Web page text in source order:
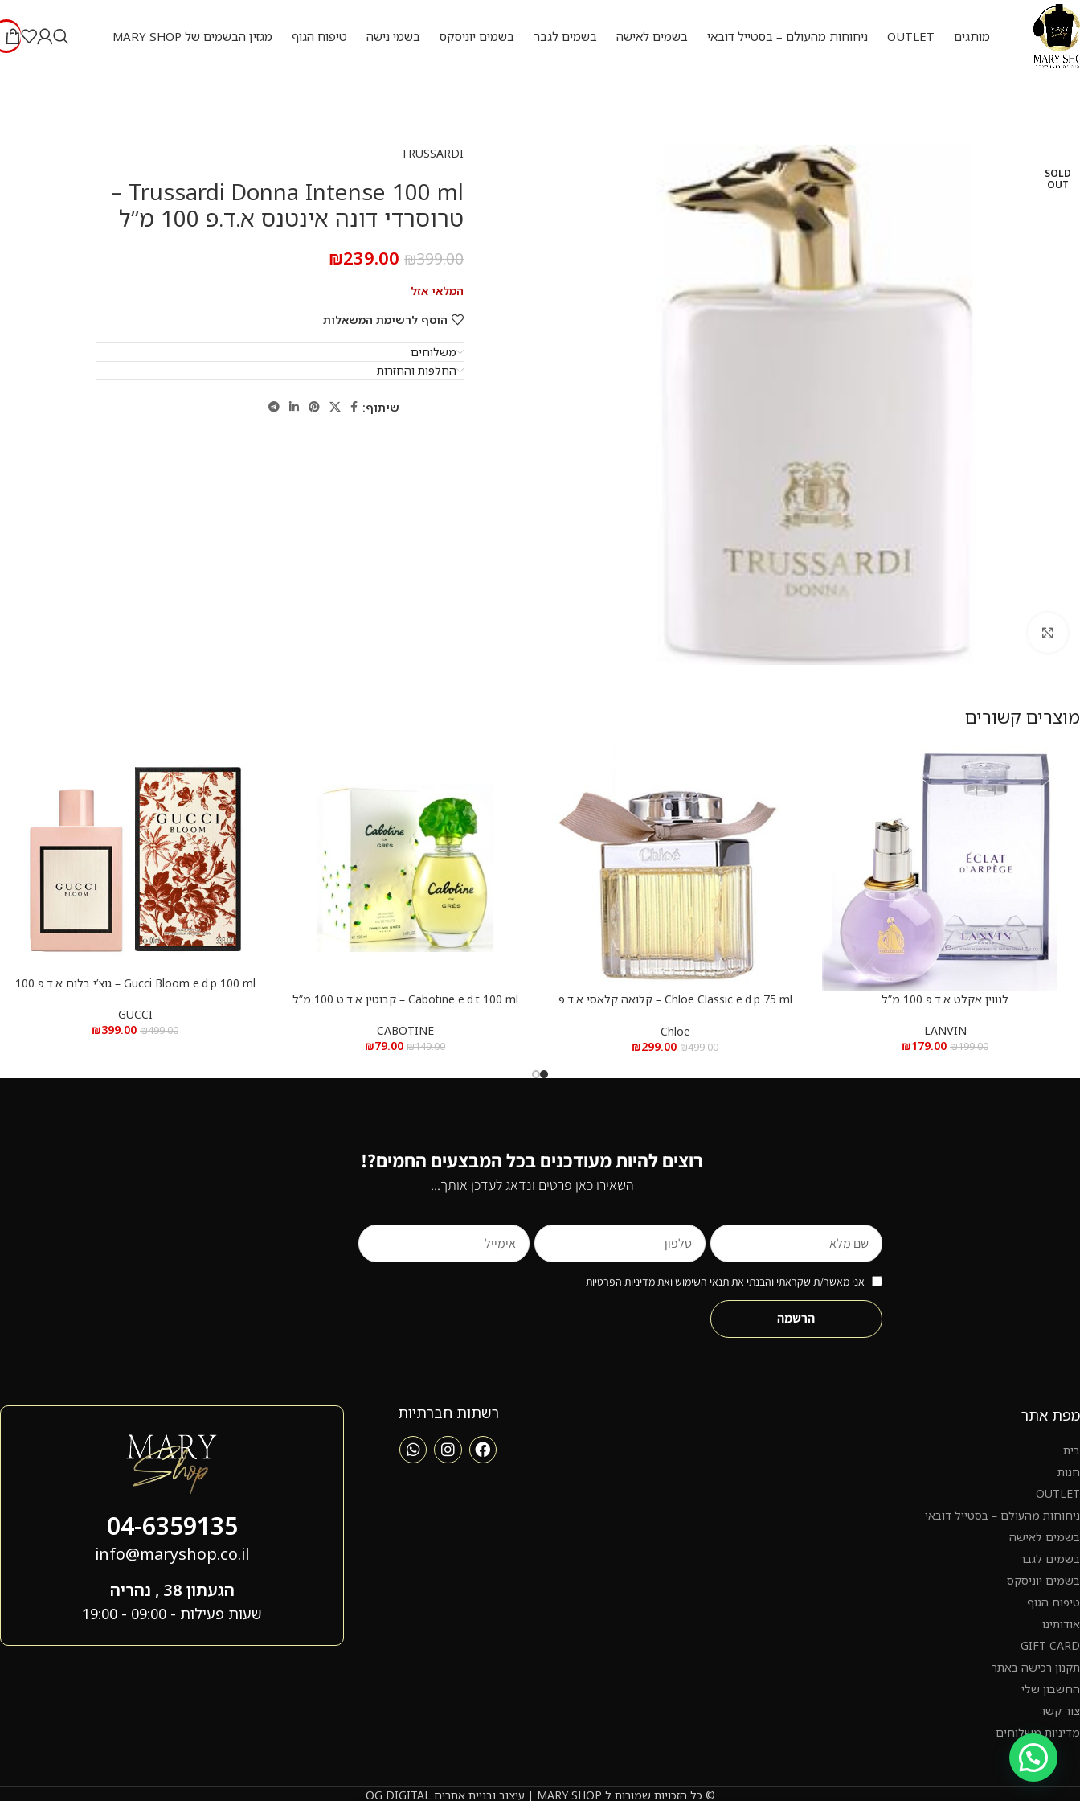
מותגים OUTLET ניחוחות מהעולם – בסטייל דובאי בשמים לאישה בשמים לגבר בשמים יוניסקס בשמי נישה טיפוח הגוף מגזין הבשמים של MARY SHOP
SOLD
OUT
TRUSSARDI
Trussardi Donna Intense 100 ml –
טרוסרדי דונה אינטנס א.ד.פ 100 מ”ל
₪399.00
₪239.00
המלאי אזל
הוסף לרשימת המשאלות
משלוחים
החלפות והחזרות
שיתוף:
מוצרים קשורים
לנווין אקלט א.ד.פ 100 מ”ל
LANVIN
₪199.00
₪179.00
הוספה לסל
Chloe Classic e.d.p 75 ml – קלואה קלאסי א.ד.פ
Chloe
₪499.00
₪299.00
הוספה לסל
Cabotine e.d.t 100 ml – קבוטין א.ד.ט 100 מ”ל
CABOTINE
₪149.00
₪79.00
הוספה לסל
Gucci Bloom e.d.p 100 ml – גוצ’י בלום א.ד.פ 100
GUCCI
₪499.00
₪399.00
רוצים להיות מעודכנים בכל המבצעים החמים?!
השאירו כאן פרטים ונדאג לעדכן אותך...
אני מאשר/ת שקראתי והבנתי את תנאי השימוש ואת מדיניות הפרטיות
הרשמה
מפת אתר
בית
חנות
OUTLET
ניחוחות מהעולם – בסטייל דובאי
בשמים לאישה
בשמים לגבר
בשמים יוניסקס
טיפוח הגוף
אודותינו
GIFT CARD
תקנון רכישה באתר
החשבון שלי
צור קשר
מדיניות משלוחים
רשתות חברתיות
04-6359135
info@maryshop.co.il
הגעתון 38 , נהריה
שעות פעילות - 09:00 - 19:00
© כל הזכויות שמורות ל MARY SHOP | עיצוב ובניית אתרים OG DIGITAL